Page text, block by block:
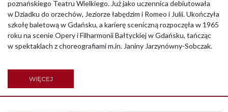
poznańskiego Teatru Wielkiego. Już jako uczennica debiutowała
w Dziadku do orzechów, Jeziorze łabędzim i Romeo i Julii. Ukończyła
szkołę baletową w Gdańsku, a karierę sceniczną rozpoczęła w 1965
roku na scenie Opery i Filharmonii Bałtyckiej w Gdańsku, tańcząc
w spektaklach z choreografiami m.in. Janiny Jarzynówny-Sobczak.
WIĘCEJ